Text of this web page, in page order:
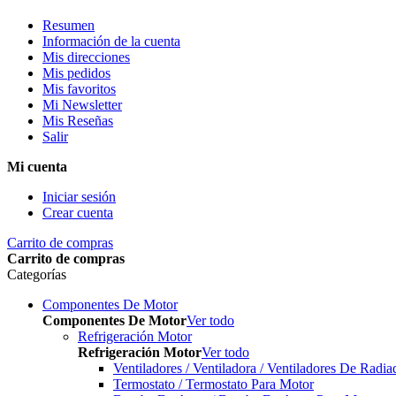
Resumen
Información de la cuenta
Mis direcciones
Mis pedidos
Mis favoritos
Mi Newsletter
Mis Reseñas
Salir
Mi cuenta
Iniciar sesión
Crear cuenta
Carrito de compras
Carrito de compras
Categorías
Componentes De Motor
Componentes De MotorVer todo
Refrigeración Motor
Refrigeración MotorVer todo
Ventiladores / Ventiladora / Ventiladores De
Termostato / Termostato Para Motor